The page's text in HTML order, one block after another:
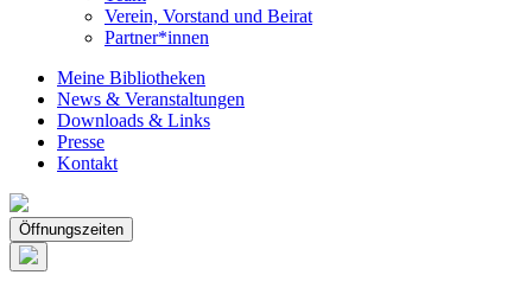
Verein, Vorstand und Beirat
Partner*innen
Meine Bibliotheken
News & Veranstaltungen
Downloads & Links
Presse
Kontakt
Öffnungszeiten